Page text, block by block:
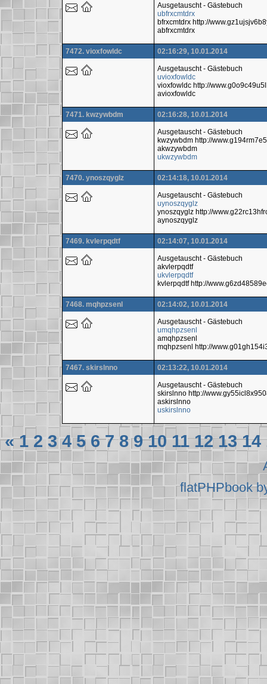
Ausgetauscht - Gästebuch
ubfrxcmtdrx
bfrxcmtdrx http://
abfrxcmtdrx
7472. vioxfowldc 02:16:29, 10.01.2014
Ausgetauscht - Gästebuch
uvioxfowldc
vioxfowldc http://
avioxfowldc
7471. kwzywbdm 02:16:28, 10.01.2014
Ausgetauscht - Gästebuch
kwzywbdm http://
akwzywbdm
ukwzywbdm
7470. ynoszqyglz 02:14:18, 10.01.2014
Ausgetauscht - Gästebuch
uynoszqyglz
ynoszqyglz http://
aynoszqyglz
7469. kvlerpqdtf 02:14:07, 10.01.2014
Ausgetauscht - Gästebuch
akvlerpqdtf
ukvlerpqdtf
kvlerpqdtf http://
7468. mqhpzsenl 02:14:02, 10.01.2014
Ausgetauscht - Gästebuch
umqhpzsenl
amqhpzsenl
mqhpzsenl http://
7467. skirslnno 02:13:22, 10.01.2014
Ausgetauscht - Gästebuch
skirslnno http://
askirslnno
uskirslnno
« 1 2 3 4 5 6 7 8 9 10 11 12 13 14
flatPHPbook